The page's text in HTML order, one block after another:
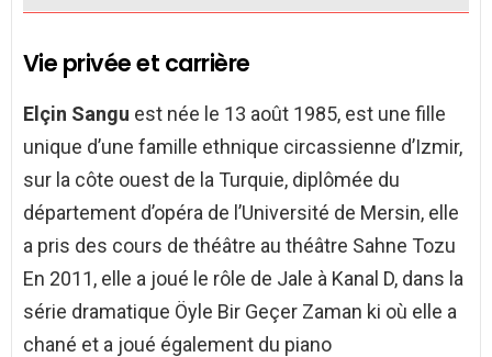
Vie privée et carrière
Elçin Sangu est née le 13 août 1985, est une fille
unique d’une famille ethnique circassienne d’Izmir,
sur la côte ouest de la Turquie, diplômée du
département d’opéra de l’Université de Mersin, elle
a pris des cours de théâtre au théâtre Sahne Tozu
En 2011, elle a joué le rôle de Jale à Kanal D, dans la
série dramatique Öyle Bir Geçer Zaman ki où elle a
chané et a joué également du piano